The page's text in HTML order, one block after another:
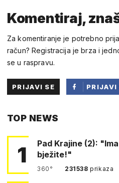
Komentiraj,
Za komentiranje je potrebno
račun? Registracija je brza i
se u raspravu.
PRIJAVI SE
PRIJAVI
TOP NEWS
1
Pad Krajine (2):
bježite!"
360° 231538prikaza